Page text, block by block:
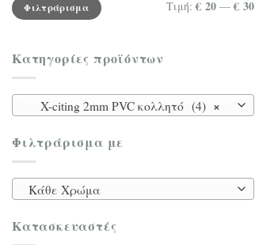
τιμή
τιμήΦιλτράρισμα Τιμή:€ 20 —€ 30
Κατηγορίες προϊόντων
×
X-citing 2mm PVC κολλητό (4)
Φιλτράρισμα με
Κάθε Χρώμα
Κατασκευαστές